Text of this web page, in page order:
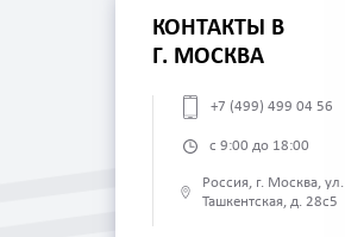
КОНТАКТЫ В
Г. МОСКВА
+7 (499) 499 04 56
с 9:00 до 18:00
Россия, г. Москва, ул.
Ташкентская, д. 28с5